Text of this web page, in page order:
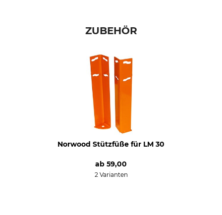
Sägewerksverlängerung
120 cm für Sägewerk LM 30
Hersteller-Artikel-Nr.
ML26-41130
ZUBEHÖR
Norwood Stützfüße für LM 30
ab 59,00
2 Varianten